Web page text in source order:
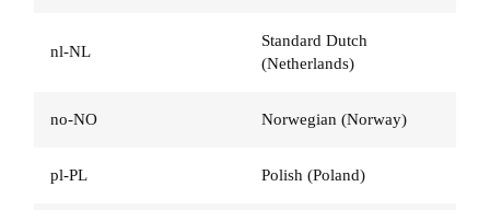
nl-NL
Standard Dutch
(Netherlands)
no-NO Norwegian (Norway)
pl-PL Polish (Poland)